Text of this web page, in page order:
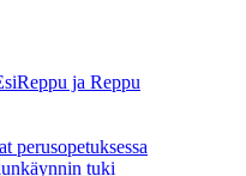
ja Reppu
perusopetuksessa
tuki